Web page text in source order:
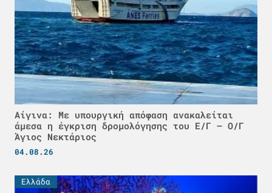
Αίγινα: Με υπουργική απόφαση ανακαλείται
άμεσα η έγκριση δρομολόγησης του Ε/Γ – Ο/Γ
Άγιος Νεκτάριος
04.08.26
Ελλάδα